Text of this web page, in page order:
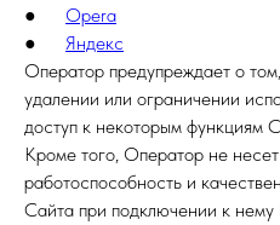
● Opera
● Яндекс
Оператор предупреждает о
удалении или ограничении
доступ к некоторым функциям
Кроме того, Оператор не
работоспособность и
Сайта при подключении к нему